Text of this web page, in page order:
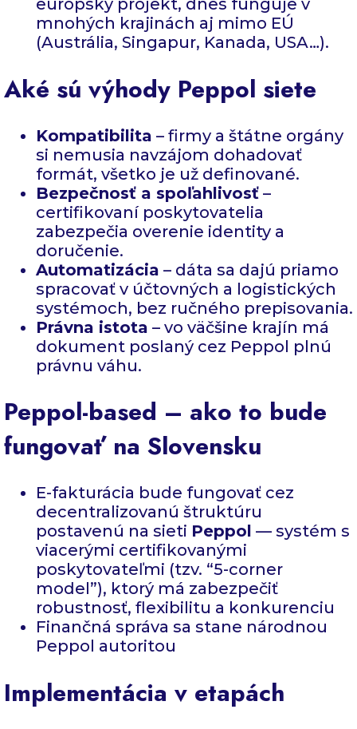
mnohých krajinách aj mimo EÚ
(Austrália, Singapur, Kanada, USA…).
Aké sú výhody Peppol siete
Kompatibilita – firmy a štátne orgány
si nemusia navzájom dohadovať
formát, všetko je už definované.
Bezpečnosť a spoľahlivosť –
certifikovaní poskytovatelia
zabezpečia overenie identity a
doručenie.
Automatizácia – dáta sa dajú priamo
spracovať v účtovných a logistických
systémoch, bez ručného prepisovania.
Právna istota – vo väčšine krajín má
dokument poslaný cez Peppol plnú
právnu váhu.
Peppol-based – ako to bude
fungovať na Slovensku
E-fakturácia bude fungovať cez
decentralizovanú štruktúru
postavenú na sieti Peppol — systém s
viacerými certifikovanými
poskytovateľmi (tzv. “5-corner
model”), ktorý má zabezpečiť
robustnosť, flexibilitu a konkurenciu
Finančná správa sa stane národnou
Peppol autoritou
Implementácia v etapách